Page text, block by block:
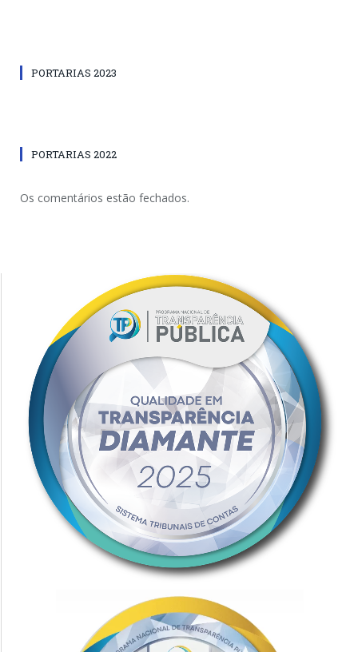
PORTARIAS 2023
PORTARIAS 2022
Os comentários estão fechados.